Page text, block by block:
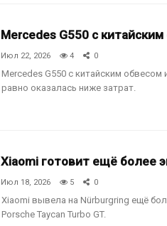
Mercedes G550 с
Июл 22, 2026 4 0
Mercedes G550 с китайским
равно оказалась ниже затрат.
Xiaomi готовит ещё более
Июл 18, 2026 5 0
Xiaomi вывела на Nürburgring ещё
Porsche Taycan Turbo GT.